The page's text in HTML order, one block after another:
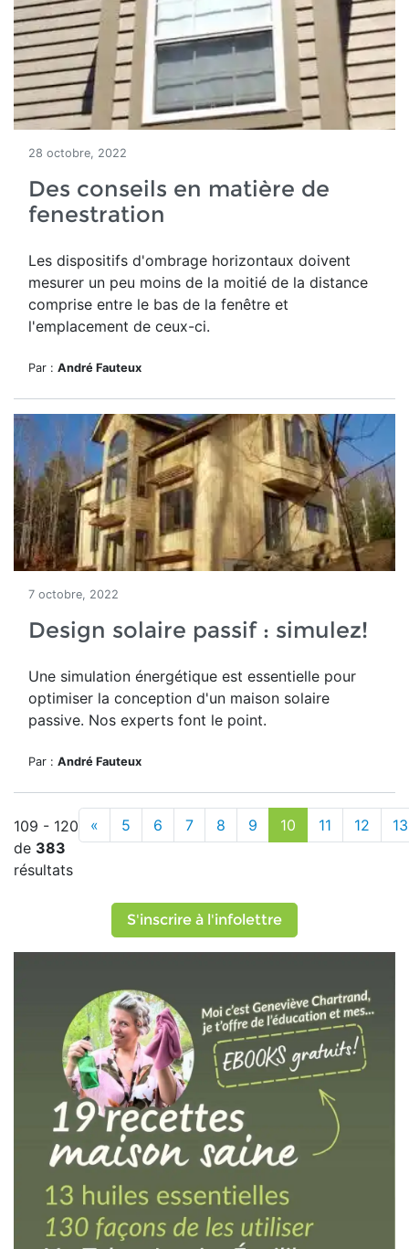
28 octobre, 2022
Des conseils en matière de
fenestration
Les dispositifs d'ombrage horizontaux doivent
mesurer un peu moins de la moitié de la distance
comprise entre le bas de la fenêtre et
l'emplacement de ceux-ci.
Par : André Fauteux
7 octobre, 2022
Design solaire passif : simulez!
Une simulation énergétique est essentielle pour
optimiser la conception d'un maison solaire
passive. Nos experts font le point.
Par : André Fauteux
109 - 120
de 383
résultats
« 5 6 7 8 9 10 11 12 13
S'inscrire à l'infolettre